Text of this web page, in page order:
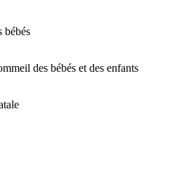
bébés
des bébés et des enfants